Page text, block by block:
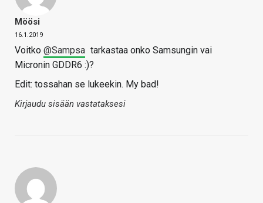
Möösi
16.1.2019
Voitko @Sampsa tarkastaa onko Samsungin vai
Micronin GDDR6 :)?
Edit: tossahan se lukeekin. My bad!
Kirjaudu sisään vastataksesi